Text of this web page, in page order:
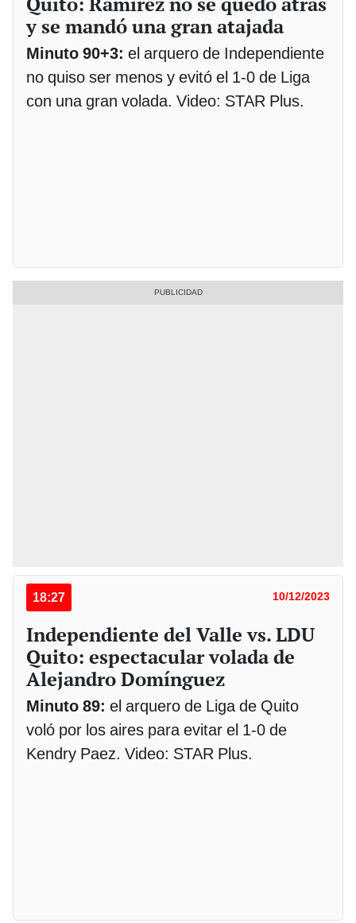
y se mandó una gran atajada
Minuto 90+3: el arquero de Independiente
no quiso ser menos y evitó el 1-0 de Liga
con una gran volada. Video: STAR Plus.
18:27 10/12/2023
Independiente del Valle vs. LDU
Quito: espectacular volada de
Alejandro Domínguez
Minuto 89: el arquero de Liga de Quito
voló por los aires para evitar el 1-0 de
Kendry Paez. Video: STAR Plus.